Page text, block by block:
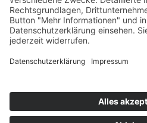
Visityou
72Bewertungen auf ProvenExpert.com